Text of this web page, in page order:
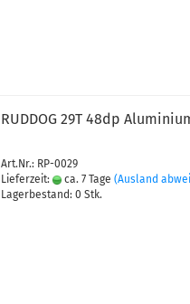
RUDDOG 29T 48dp
Art.Nr.: RP-0029
Lieferzeit:
ca. 7 Tage (Ausland
Lagerbestand: 0 Stk.